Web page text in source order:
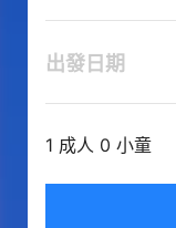
出發日期
1 成人 0 小童